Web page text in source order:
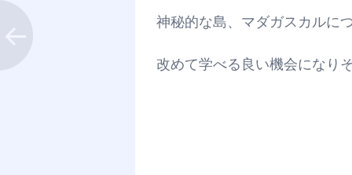
神秘的な島、マダガスカルに
改めて学べる良い機会になり